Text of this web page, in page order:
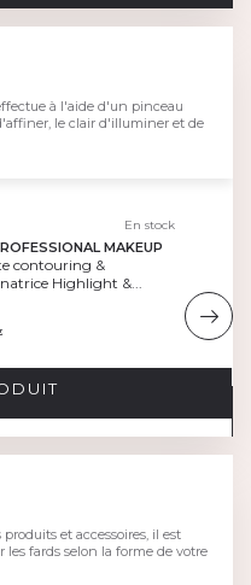
à l'aide d'un pinceau
le clair d'illuminer et de
En stock
MAKEUP
contouring &
Highlight &...
et accessoires, il est
fards selon la forme de votre